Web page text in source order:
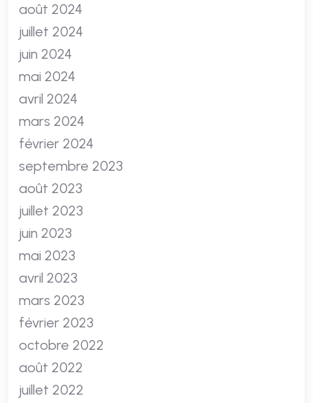
août 2024
juillet 2024
juin 2024
mai 2024
avril 2024
mars 2024
février 2024
septembre 2023
août 2023
juillet 2023
juin 2023
mai 2023
avril 2023
mars 2023
février 2023
octobre 2022
août 2022
juillet 2022